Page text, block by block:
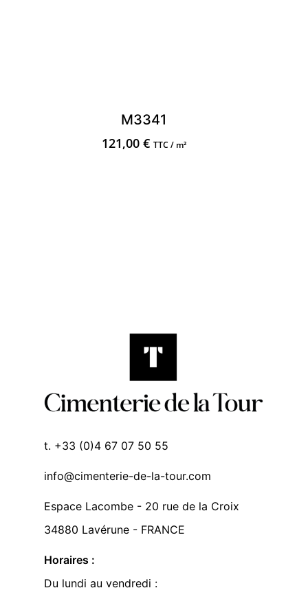
M3341
121,00 € TTC / m²
t. +33 (0)4 67 07 50 55
info@cimenterie-de-la-tour.com
Espace Lacombe - 20 rue de la Croix
34880 Lavérune - FRANCE
Horaires :
Du lundi au vendredi :